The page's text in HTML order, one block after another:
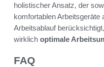
holistischer Ansatz, der
komfortablen Arbeitsgeräte
Arbeitsablauf
wirklich optimale
FAQ